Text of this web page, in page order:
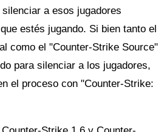
a esos jugadores
estés jugando. Si bien tanto el
como el "Counter-Strike Source"
para silenciar a los jugadores,
el proceso con "Counter-Strike: